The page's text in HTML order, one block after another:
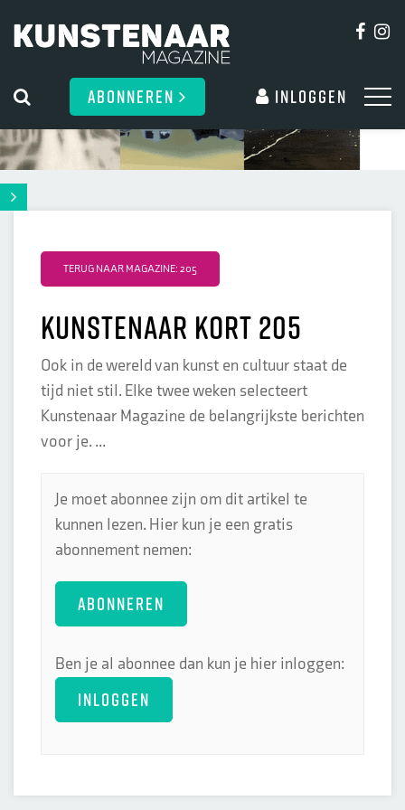
ABONNEREN Inloggen
TERUG NAAR MAGAZINE: 205
Kunstenaar kort 205
Ook in de wereld van kunst en cultuur staat de
tijd niet stil. Elke twee weken selecteert
Kunstenaar Magazine de belangrijkste berichten
voor je. ...
Je moet abonnee zijn om dit artikel te
kunnen lezen. Hier kun je een gratis
abonnement nemen:
ABONNEREN
Ben je al abonnee dan kun je hier inloggen:
INLOGGEN